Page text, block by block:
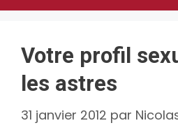
Votre profil
les astres
31 janvier 2012 par